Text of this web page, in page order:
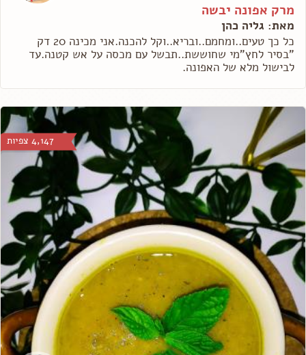
מרק אפונה יבשה
מאת: גליה כהן
כל כך טעים..ומחמם..ובריא..וקל להכנה.אני מכינה 20 דק
"בסיר לחץ"מי שחוששת..תבשל עם מכסה על אש קטנה.עד
לבישול מלא של האפונה.
4,147 צפיות